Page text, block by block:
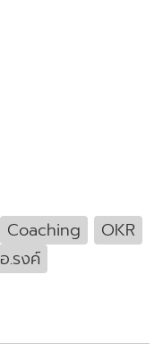
Coaching
OKR
อ.รงค์